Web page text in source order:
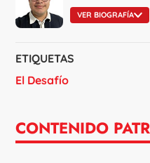
VER BIOGRAFÍA
ETIQUETAS
El Desafío
CONTENIDO